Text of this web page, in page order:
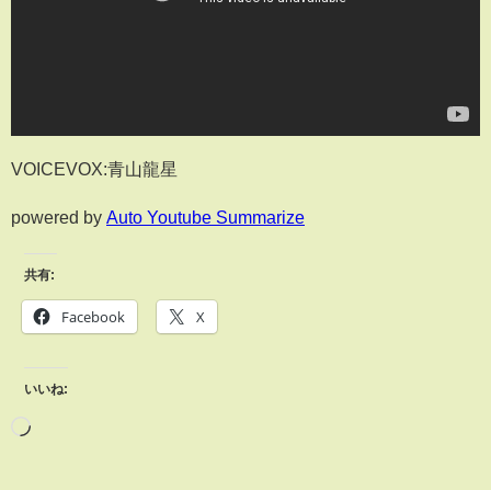
VOICEVOX:青山龍星
powered by Auto Youtube Summarize
共有:
Facebook X
いいね: